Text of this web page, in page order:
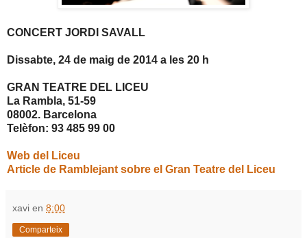
CONCERT JORDI SAVALL
Dissabte, 24 de maig de 2014 a les 20 h
GRAN TEATRE DEL LICEU
La Rambla, 51-59
08002. Barcelona
Telèfon: 93 485 99 00
Web del Liceu
Article de Ramblejant sobre el Gran Teatre del Liceu
xavi en 8:00
Comparteix